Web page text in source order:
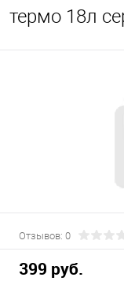
термо 18л
Отзывов: 0
399 руб.